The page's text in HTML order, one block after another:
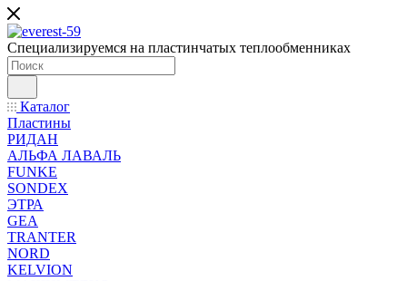
Специализируемся на пластинчатых теплообменниках
Каталог
Пластины
РИДАН
АЛЬФА ЛАВАЛЬ
FUNKE
SONDEX
ЭТРА
GEA
TRANTER
NORD
KELVION